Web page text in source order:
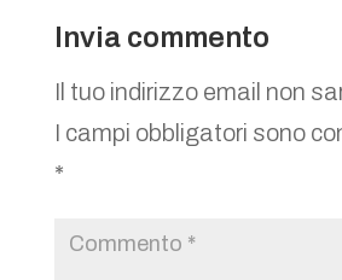
Invia commento
Il tuo indirizzo email non
I campi obbligatori sono
*